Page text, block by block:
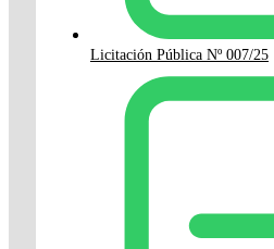
Licitación Pública Nº 007/25